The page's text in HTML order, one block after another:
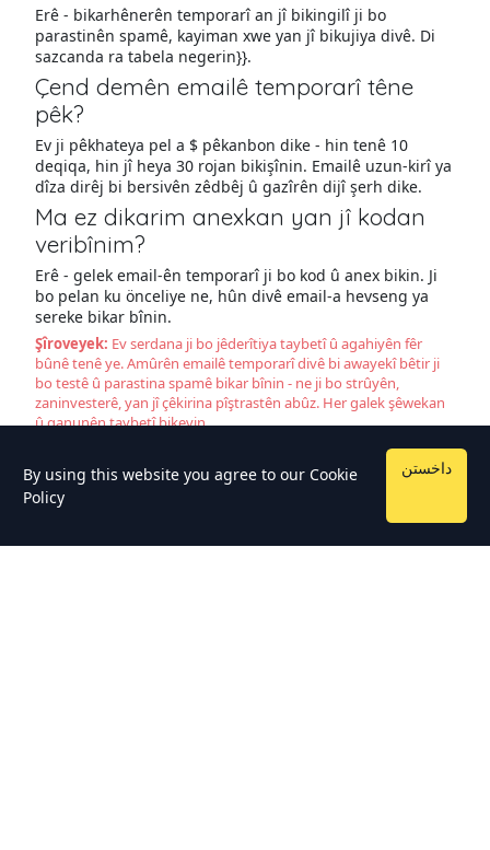
Erê - bikarhênerên temporarî an jî bikingilî ji bo
parastinên spamê, kayiman xwe yan jî bikujiya divê. Di
sazcanda ra tabela negerin}}.
Çend demên emailê temporarî têne
pêk?
Ev ji pêkhateya pel a $ pêkanbon dike - hin tenê 10
deqiqa, hin jî heya 30 rojan bikişînin. Emailê uzun-kirî ya
dîza dirêj bi bersivên zêdbêj û gazîrên dijî şerh dike.
Ma ez dikarim anexkan yan jî kodan
veribînim?
Erê - gelek email-ên temporarî ji bo kod û anex bikin. Ji
bo pelan ku önceliye ne, hûn divê email-a hevseng ya
sereke bikar bînin.
Şîroveyek: Ev serdana ji bo jêderîtiya taybetî û agahiyên fêr
bûnê tenê ye. Amûrên emailê temporarî divê bi awayekî bêtir ji
bo testê û parastina spamê bikar bînin - ne ji bo strûyên,
zaninvesterê, yan jî çêkirina pîştrastên abûz. Her galek şêwekan
û qanunên taybetî bikevin.
By using this website you agree to our Cookie
Policy
داخستن